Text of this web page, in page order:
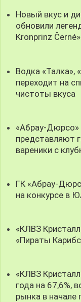
Новый вкус и
обновили
Kronprinz Černé»
Водка «Талка»,
переходит на
чистоты вкуса
«Абрау-Дюрсо»
представляют
вареники с
ГК «Абрау-
на конкурсе в
«КЛВЗ
«Пираты
«КЛВЗ
года на 67,6%,
рынка в начале